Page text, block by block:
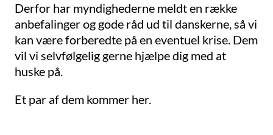
Derfor har myndighederne meldt en række
anbefalinger og gode råd ud til danskerne, så vi
kan være forberedte på en eventuel krise. Dem
vil vi selvfølgelig gerne hjælpe dig med at
huske på.
Et par af dem kommer her.